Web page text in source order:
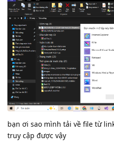
bạn ơi sao mình tải về file từ
truy cập được vậy